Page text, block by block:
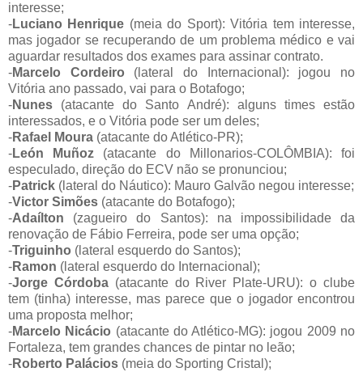
interesse;
-Luciano Henrique (meia do Sport): Vitória tem interesse,
mas jogador se recuperando de um problema médico e vai
aguardar resultados dos exames para assinar contrato.
-Marcelo Cordeiro (lateral do Internacional): jogou no
Vitória ano passado, vai para o Botafogo;
-Nunes (atacante do Santo André): alguns times estão
interessados, e o Vitória pode ser um deles;
-Rafael Moura (atacante do Atlético-PR);
-León Muñoz (atacante do Millonarios-COLÔMBIA): foi
especulado, direção do ECV não se pronunciou;
-Patrick (lateral do Náutico): Mauro Galvão negou interesse;
-Victor Simões (atacante do Botafogo);
-Adaílton (zagueiro do Santos): na impossibilidade da
renovação de Fábio Ferreira, pode ser uma opção;
-Triguinho (lateral esquerdo do Santos);
-Ramon (lateral esquerdo do Internacional);
-Jorge Córdoba (atacante do River Plate-URU): o clube
tem (tinha) interesse, mas parece que o jogador encontrou
uma proposta melhor;
-Marcelo Nicácio (atacante do Atlético-MG): jogou 2009 no
Fortaleza, tem grandes chances de pintar no leão;
-Roberto Palácios (meia do Sporting Cristal);